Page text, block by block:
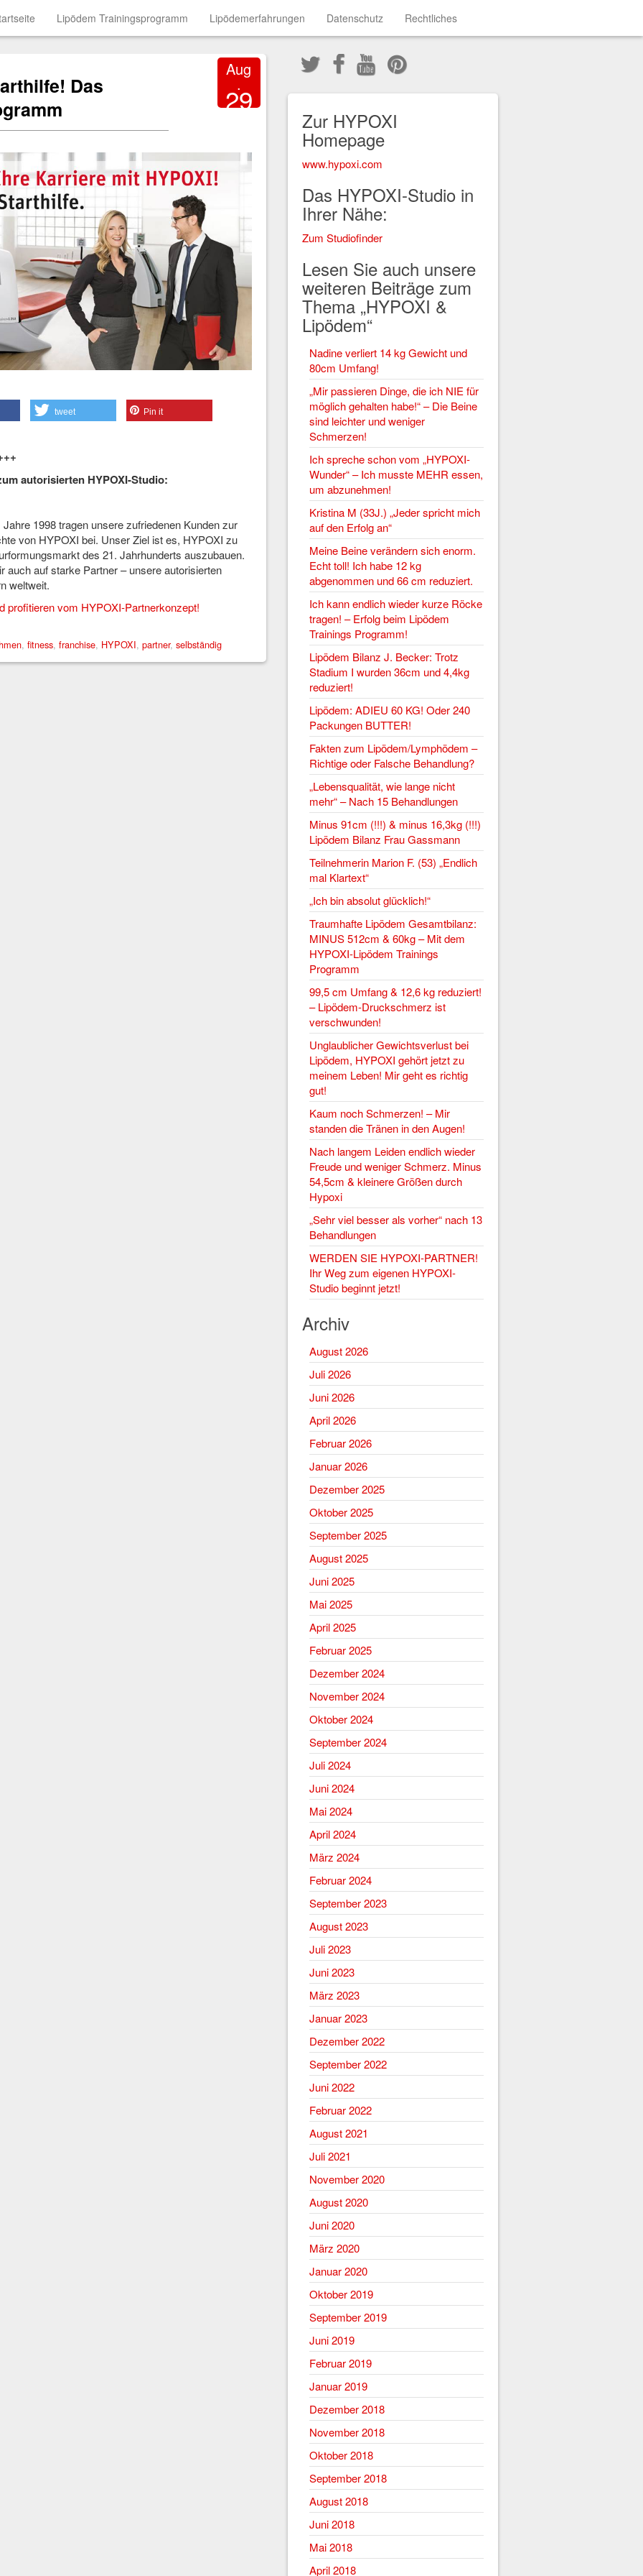
Lipödem Trainingsprogramm Lipödemerfahrungen Datenschutz Rechtliches
Das
Aug
.
29
tweet Pin it
autorisierten HYPOXI-Studio:
1998 tragen unsere zufriedenen Kunden zur
von HYPOXI bei. Unser Ziel ist es, HYPOXI zu
des 21. Jahrhunderts auszubauen.
auch auf starke Partner – unsere autorisierten
weltweit.
profitieren vom HYPOXI-Partnerkonzept!
, fitness, franchise, HYPOXI, partner, selbständig
Zur HYPOXI
Homepage
www.hypoxi.com
Das HYPOXI-Studio in
Ihrer Nähe:
Zum Studiofinder
Lesen Sie auch unsere
weiteren Beiträge zum
Thema „HYPOXI &
Lipödem“
Nadine verliert 14 kg Gewicht und
80cm Umfang!
„Mir passieren Dinge, die ich NIE für
möglich gehalten habe!“ – Die Beine
sind leichter und weniger
Schmerzen!
Ich spreche schon vom „HYPOXI-
Wunder“ – Ich musste MEHR essen,
um abzunehmen!
Kristina M (33J.) „Jeder spricht mich
auf den Erfolg an“
Meine Beine verändern sich enorm.
Echt toll! Ich habe 12 kg
abgenommen und 66 cm reduziert.
Ich kann endlich wieder kurze Röcke
tragen! – Erfolg beim Lipödem
Trainings Programm!
Lipödem Bilanz J. Becker: Trotz
Stadium I wurden 36cm und 4,4kg
reduziert!
Lipödem: ADIEU 60 KG! Oder 240
Packungen BUTTER!
Fakten zum Lipödem/Lymphödem –
Richtige oder Falsche Behandlung?
„Lebensqualität, wie lange nicht
mehr“ – Nach 15 Behandlungen
Minus 91cm (!!!) & minus 16,3kg (!!!)
Lipödem Bilanz Frau Gassmann
Teilnehmerin Marion F. (53) „Endlich
mal Klartext“
„Ich bin absolut glücklich!“
Traumhafte Lipödem Gesamtbilanz:
MINUS 512cm & 60kg – Mit dem
HYPOXI-Lipödem Trainings
Programm
99,5 cm Umfang & 12,6 kg reduziert!
– Lipödem-Druckschmerz ist
verschwunden!
Unglaublicher Gewichtsverlust bei
Lipödem, HYPOXI gehört jetzt zu
meinem Leben! Mir geht es richtig
gut!
Kaum noch Schmerzen! – Mir
standen die Tränen in den Augen!
Nach langem Leiden endlich wieder
Freude und weniger Schmerz. Minus
54,5cm & kleinere Größen durch
Hypoxi
„Sehr viel besser als vorher“ nach 13
Behandlungen
WERDEN SIE HYPOXI-PARTNER!
Ihr Weg zum eigenen HYPOXI-
Studio beginnt jetzt!
Archiv
August 2026
Juli 2026
Juni 2026
April 2026
Februar 2026
Januar 2026
Dezember 2025
Oktober 2025
September 2025
August 2025
Juni 2025
Mai 2025
April 2025
Februar 2025
Dezember 2024
November 2024
Oktober 2024
September 2024
Juli 2024
Juni 2024
Mai 2024
April 2024
März 2024
Februar 2024
September 2023
August 2023
Juli 2023
Juni 2023
März 2023
Januar 2023
Dezember 2022
September 2022
Juni 2022
Februar 2022
August 2021
Juli 2021
November 2020
August 2020
Juni 2020
März 2020
Januar 2020
Oktober 2019
September 2019
Juni 2019
Februar 2019
Januar 2019
Dezember 2018
November 2018
Oktober 2018
September 2018
August 2018
Juni 2018
Mai 2018
April 2018